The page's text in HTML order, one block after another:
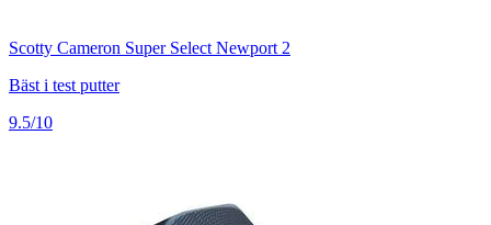
Scotty Cameron Super Select Newport 2
Bäst i test putter
9.5/10